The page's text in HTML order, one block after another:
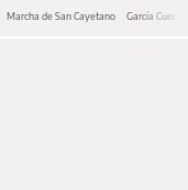
Marcha de San Cayetano García Cuerva